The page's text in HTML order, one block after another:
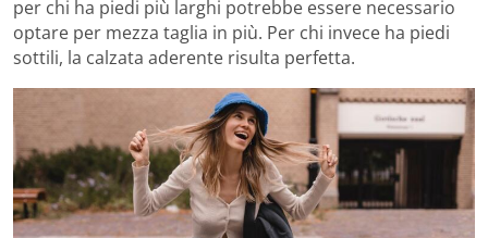
per chi ha piedi più larghi potrebbe essere necessario
optare per mezza taglia in più. Per chi invece ha piedi
sottili, la calzata aderente risulta perfetta.